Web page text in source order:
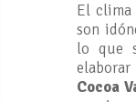
El
son
lo que
Cocoa